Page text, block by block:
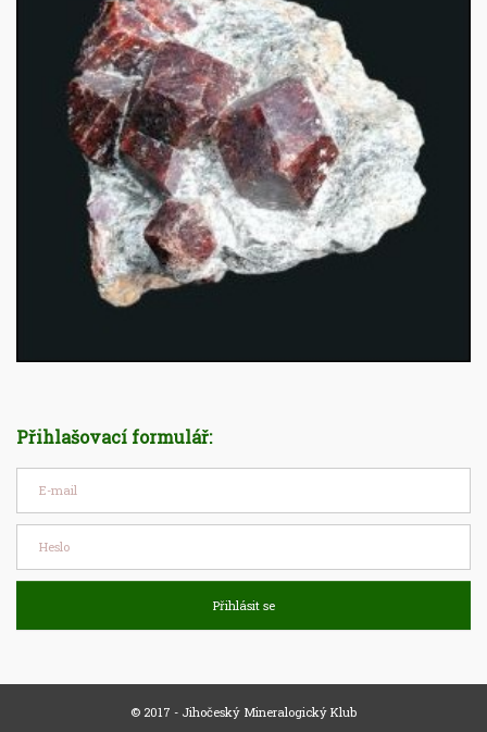
Přihlašovací formulář:
Přihlásit se
© 2017 - Jihočeský Mineralogický Klub